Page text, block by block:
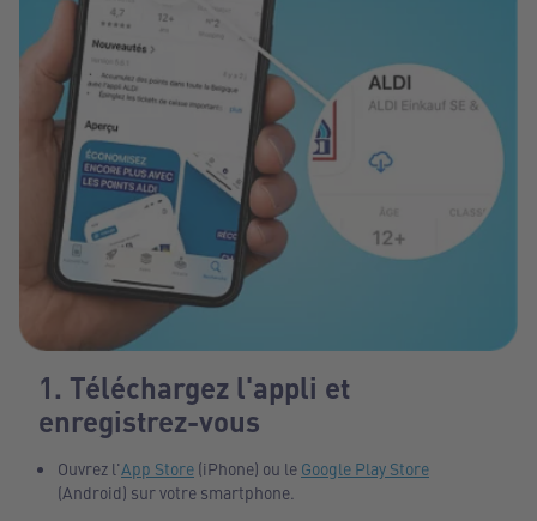
1. Téléchargez l'appli et
enregistrez-vous
Ouvrez l'App Store (iPhone) ou le Google Play Store
(Android) sur votre smartphone.